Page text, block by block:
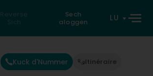
Reverse
Sich
Sech
aloggen
LU
Kuck d'Nummer Itinéraire